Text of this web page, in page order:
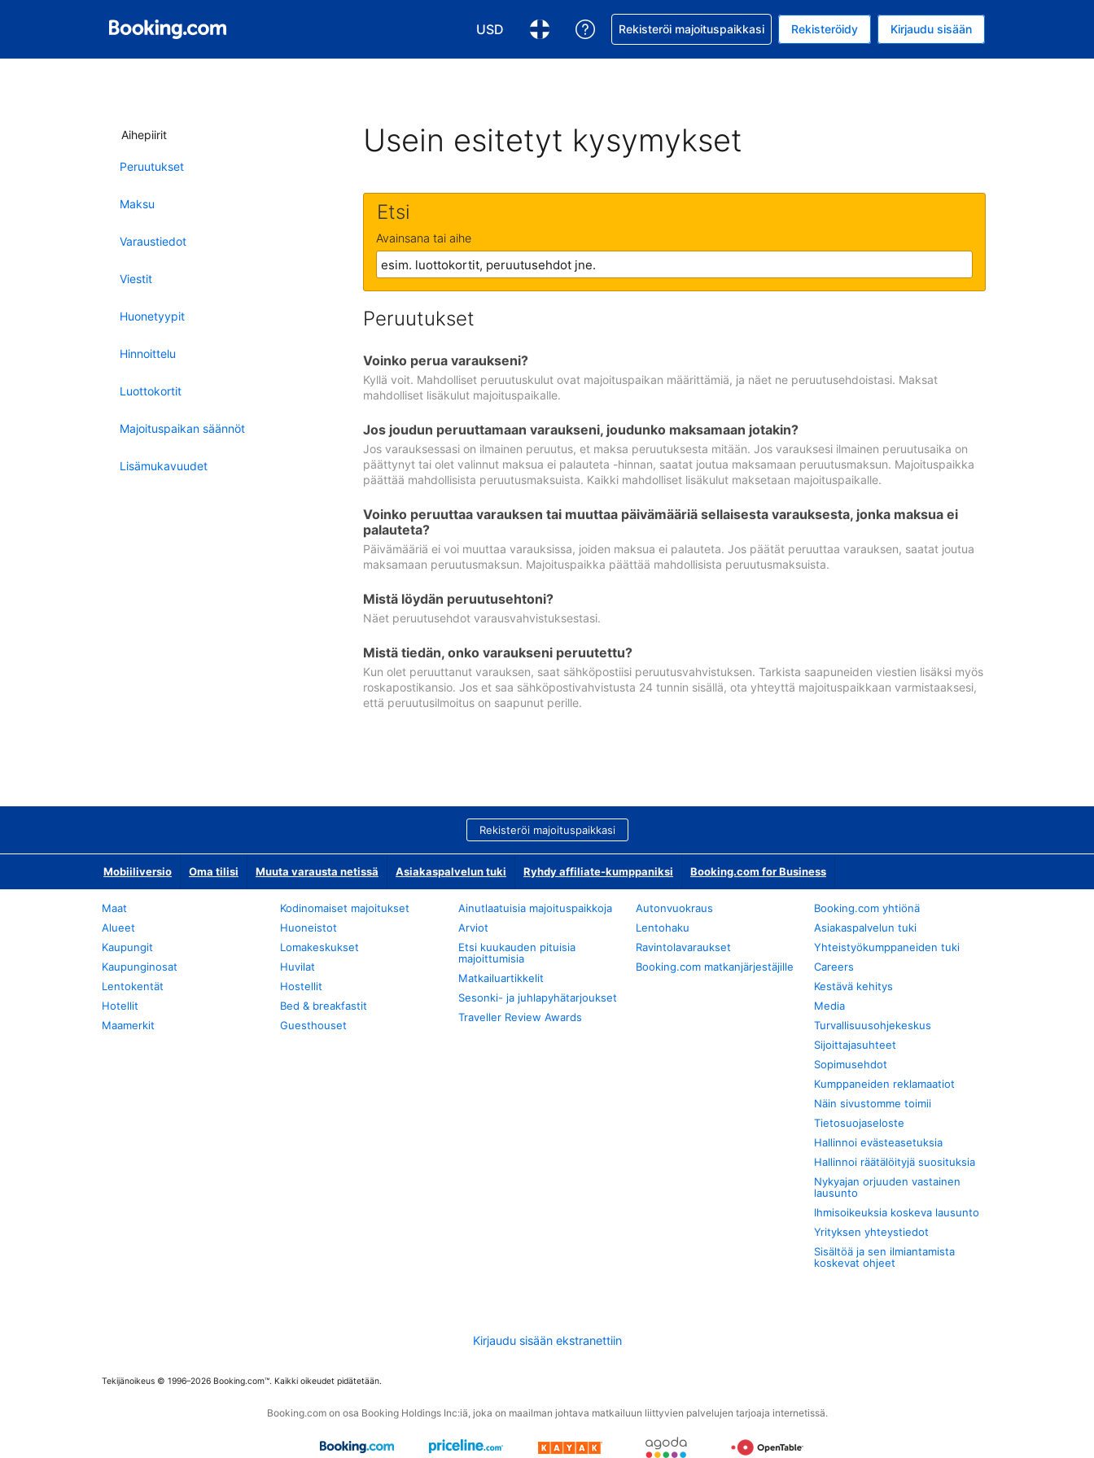
USD
Valitse valuutta. Tämänhetkinen valuutta on Yhdysvaltain dollari
Valitse kieli. Tämänhetkinen kieli on Suomi
Pyydä apua varauksesi kanssa
Rekisteröi majoituspaikkasi Rekisteröidy Kirjaudu sisään
Aihepiirit
Peruutukset
Maksu
Varaustiedot
Viestit
Huonetyypit
Hinnoittelu
Luottokortit
Majoituspaikan säännöt
Lisämukavuudet
Usein esitetyt kysymykset
Etsi
Avainsana tai aihe
Peruutukset
Voinko perua varaukseni?
Kyllä voit. Mahdolliset peruutuskulut ovat majoituspaikan määrittämiä, ja näet ne peruutusehdoistasi. Maksat
mahdolliset lisäkulut majoituspaikalle.
Jos joudun peruuttamaan varaukseni, joudunko maksamaan jotakin?
Jos varauksessasi on ilmainen peruutus, et maksa peruutuksesta mitään. Jos varauksesi ilmainen peruutusaika on
päättynyt tai olet valinnut maksua ei palauteta -hinnan, saatat joutua maksamaan peruutusmaksun. Majoituspaikka
päättää mahdollisista peruutusmaksuista. Kaikki mahdolliset lisäkulut maksetaan majoituspaikalle.
Voinko peruuttaa varauksen tai muuttaa päivämääriä sellaisesta varauksesta, jonka maksua ei
palauteta?
Päivämääriä ei voi muuttaa varauksissa, joiden maksua ei palauteta. Jos päätät peruuttaa varauksen, saatat joutua
maksamaan peruutusmaksun. Majoituspaikka päättää mahdollisista peruutusmaksuista.
Mistä löydän peruutusehtoni?
Näet peruutusehdot varausvahvistuksestasi.
Mistä tiedän, onko varaukseni peruutettu?
Kun olet peruuttanut varauksen, saat sähköpostiisi peruutusvahvistuksen. Tarkista saapuneiden viestien lisäksi myös
roskapostikansio. Jos et saa sähköpostivahvistusta 24 tunnin sisällä, ota yhteyttä majoituspaikkaan varmistaaksesi,
että peruutusilmoitus on saapunut perille.
Rekisteröi majoituspaikkasi
Mobiiliversio Oma tilisi Muuta varausta netissä Asiakaspalvelun tuki Ryhdy affiliate-kumppaniksi Booking.com for Business
Maat
Alueet
Kaupungit
Kaupunginosat
Lentokentät
Hotellit
Maamerkit
Kodinomaiset majoitukset
Huoneistot
Lomakeskukset
Huvilat
Hostellit
Bed & breakfastit
Guesthouset
Ainutlaatuisia majoituspaikkoja
Arviot
Etsi kuukauden pituisia
majoittumisia
Matkailuartikkelit
Sesonki- ja juhlapyhätarjoukset
Traveller Review Awards
Autonvuokraus
Lentohaku
Ravintolavaraukset
Booking.com matkanjärjestäjille
Booking.com yhtiönä
Asiakaspalvelun tuki
Yhteistyökumppaneiden tuki
Careers
Kestävä kehitys
Media
Turvallisuusohjekeskus
Sijoittajasuhteet
Sopimusehdot
Kumppaneiden reklamaatiot
Näin sivustomme toimii
Tietosuojaseloste
Hallinnoi evästeasetuksia
Hallinnoi räätälöityjä suosituksia
Nykyajan orjuuden vastainen
lausunto
Ihmisoikeuksia koskeva lausunto
Yrityksen yhteystiedot
Sisältöä ja sen ilmiantamista
koskevat ohjeet
Kirjaudu sisään ekstranettiin
Tekijänoikeus © 1996–2026 Booking.com™. Kaikki oikeudet pidätetään.
Booking.com on osa Booking Holdings Inc:iä, joka on maailman johtava matkailuun liittyvien palvelujen tarjoaja internetissä.